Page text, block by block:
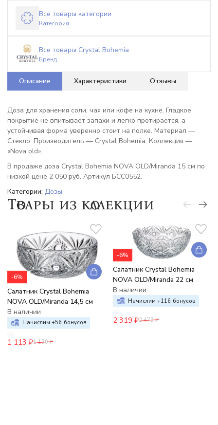
Все товары категории
Категория
Все товары Crystal Bohemia
Бренд
Описание Характеристики Отзывы
Доза для хранения соли, чая или кофе на кухне. Гладкое
покрытие не впитывает запахи и легко протирается, а
устойчивая форма уверенно стоит на полке. Материал —
Стекло. Производитель — Crystal Bohemia. Коллекция —
«Nova old».
В продаже доза Crystal Bohemia NOVA OLD/Miranda 15 см по
низкой цене 2 050 руб. Артикул БСС0552.
Категории: Дозы
Товары из коллекции
-6%
Салатник Crystal Bohemia
NOVA OLD/Miranda 14,5 см
В наличии
Начислим +56 бонусов
1 113 ₽1 190 ₽
-6%
Салатник Crystal Bohemia
NOVA OLD/Miranda 22 см
В наличии
Начислим +116 бонусов
2 319 ₽2 479 ₽